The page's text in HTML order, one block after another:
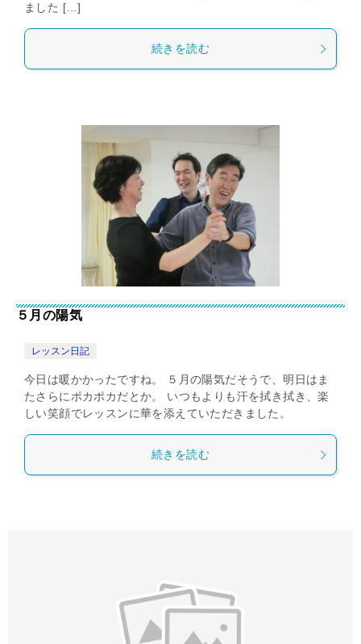
ました […]
続きを読む
５月の陽気
レッスン日記
今日は暖かかったですね。 ５月の陽気だそうで、明日はま
たさらにポカポカだとか。 いつもよりも汗を拭き拭き、楽
しい笑顔でレッスンに華を添えていただきました。
続きを読む